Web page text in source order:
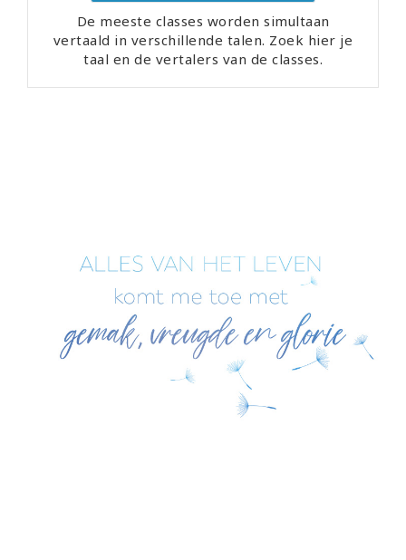
De meeste classes worden simultaan
vertaald in verschillende talen. Zoek hier je
taal en de vertalers van de classes.